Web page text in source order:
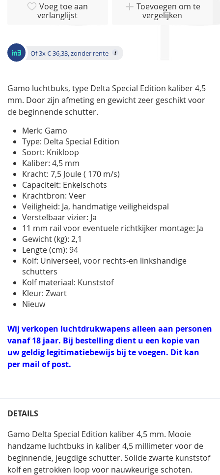
Voeg toe aan
verlanglijst
Toevoegen om te
vergelijken
Of 3x € 36,33, zonder rente
Gamo luchtbuks, type Delta Special Edition kaliber 4,5
mm. Door zijn afmeting en gewicht zeer geschikt voor
de beginnende schutter.
Merk: Gamo
Type: Delta Special Edition
Soort: Knikloop
Kaliber: 4,5 mm
Kracht: 7,5 Joule ( 170 m/s)
Capaciteit: Enkelschots
Krachtbron: Veer
Veiligheid: Ja, handmatige veiligheidspal
Verstelbaar vizier: Ja
11 mm rail voor eventuele richtkijker montage: Ja
Gewicht (kg): 2,1
Lengte (cm): 94
Kolf: Universeel, voor rechts-en linkshandige
schutters
Kolf materiaal: Kunststof
Kleur: Zwart
Nieuw
Wij verkopen luchtdrukwapens alleen aan personen
vanaf 18 jaar. Bij bestelling dient u een kopie van
uw geldig legitimatiebewijs bij te voegen. Dit kan
per mail of post.
DETAILS
Gamo Delta Special Edition kaliber 4,5 mm. Mooie
handzame luchtbuks in kaliber 4,5 millimeter voor de
beginnende, jeugdige schutter. Solide zwarte kunststof
kolf en getrokken loop voor nauwkeurige schoten.